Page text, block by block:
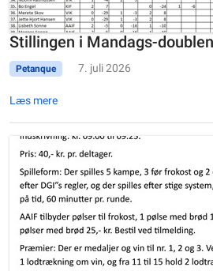
Stillingen i Mandags-
Petanque 7. juli 2026
Læs mere